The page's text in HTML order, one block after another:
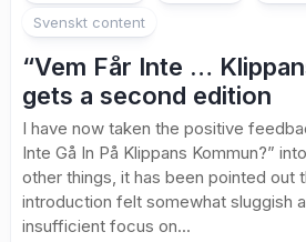
Svenskt content
“Vem Får Inte …
gets a second edition
I have now taken the positive
Inte Gå In På Klippans Kommun?”
other things, it has been pointed out
introduction felt somewhat sluggish
insufficient focus on...